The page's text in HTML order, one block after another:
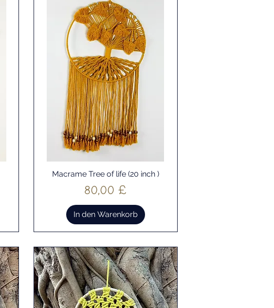
Schnellansicht
Macrame Tree of life (20 inch )
Preis
80,00 £
In den Warenkorb